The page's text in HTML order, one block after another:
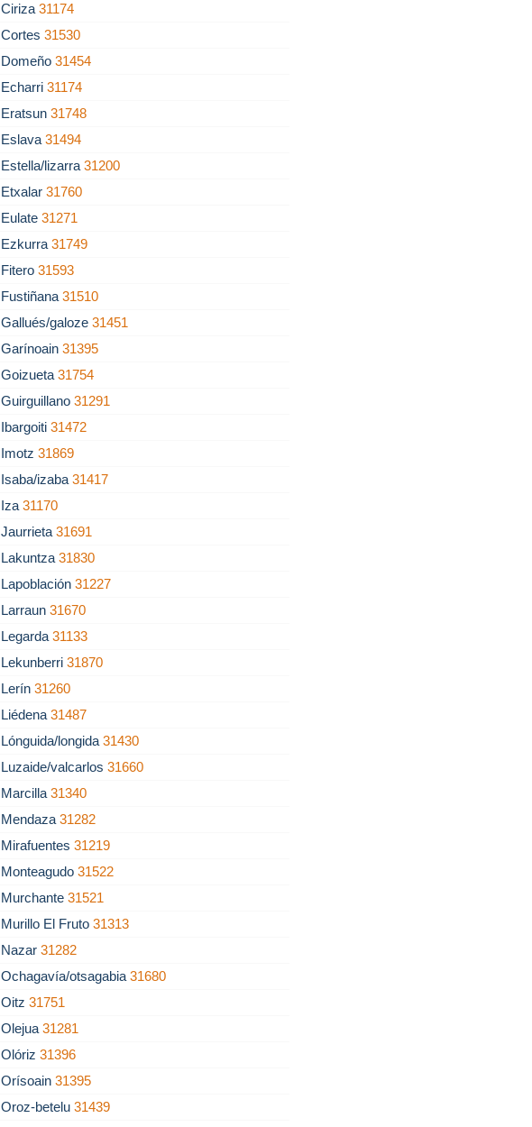
Ciriza31174
Cortes31530
Domeño31454
Echarri31174
Eratsun31748
Eslava31494
Estella/lizarra31200
Etxalar31760
Eulate31271
Ezkurra31749
Fitero31593
Fustiñana31510
Gallués/galoze31451
Garínoain31395
Goizueta31754
Guirguillano31291
Ibargoiti31472
Imotz31869
Isaba/izaba31417
Iza31170
Jaurrieta31691
Lakuntza31830
Lapoblación31227
Larraun31670
Legarda31133
Lekunberri31870
Lerín31260
Liédena31487
Lónguida/longida31430
Luzaide/valcarlos31660
Marcilla31340
Mendaza31282
Mirafuentes31219
Monteagudo31522
Murchante31521
Murillo El Fruto31313
Nazar31282
Ochagavía/otsagabia31680
Oitz31751
Olejua31281
Olóriz31396
Orísoain31395
Oroz-betelu31439